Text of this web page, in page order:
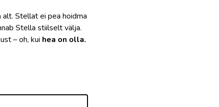
Stellat ei pea hoidma
Stella stiilselt välja.
– oh, kui hea on olla.